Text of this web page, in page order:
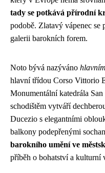
tady se potkává přírodní
podobě. Zlatavý vápenec
galerii barokních forem.
Noto bývá nazýváno
hlavní třídou Corso Vittorio
Monumentální katedrála
schodištěm vytváří
Ducezio s elegantními
balkony podepřenými
barokního umění ve
příběh o bohatství a kulturní